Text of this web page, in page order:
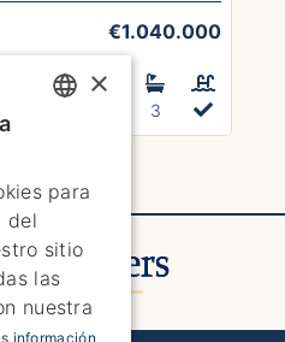
€1.040.000
3
SPANISH
GERMAN
FRENCH
×
para
del
sitio
las
nuestra
información